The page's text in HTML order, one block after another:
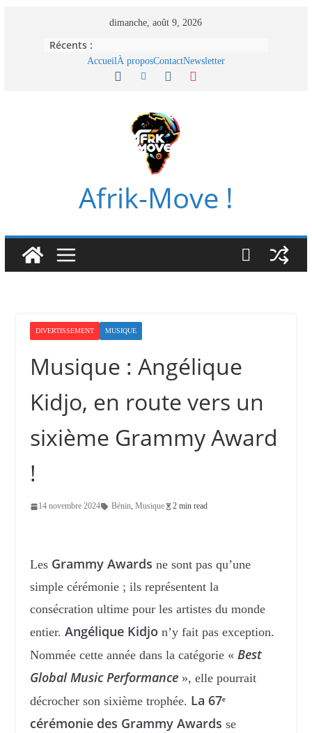
dimanche, août 9, 2026
Récents :
AccueilÀ proposContactNewsletter
Afrik-Move !
DIVERTISSEMENT MUSIQUE
Musique : Angélique
Kidjo, en route vers un
sixième Grammy Award
!
14 novembre 2024 Bénin, Musique 2 min read
Les Grammy Awards ne sont pas qu’une
simple cérémonie ; ils représentent la
consécration ultime pour les artistes du monde
entier. Angélique Kidjo n’y fait pas exception.
Nommée cette année dans la catégorie « Best
Global Music Performance», elle pourrait
décrocher son sixième trophée. La 67ᵉ
cérémonie des Grammy Awards se